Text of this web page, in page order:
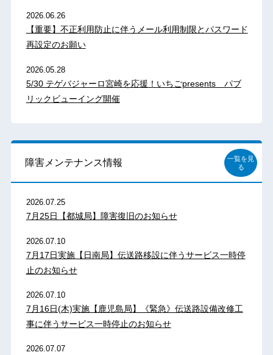
2026.06.26
【重要】不正利用防止に伴うメール利用制限とパスワード
再設定のお願い
2026.05.28
5/30 テゲバジャーロ宮崎を応援！いちごpresents パブ
リックビューイング開催
障害メンテナンス情報
一覧を見
る
2026.07.25
7月25日【都城局】障害復旧のお知らせ
2026.07.10
7月17日実施【日南局】伝送路移設に伴うサービス一時停
止のお知らせ
2026.07.10
7月16日(木)実施【鹿児島局】《緊急》伝送路設備改修工
事に伴うサービス一時停止のお知らせ
2026.07.07